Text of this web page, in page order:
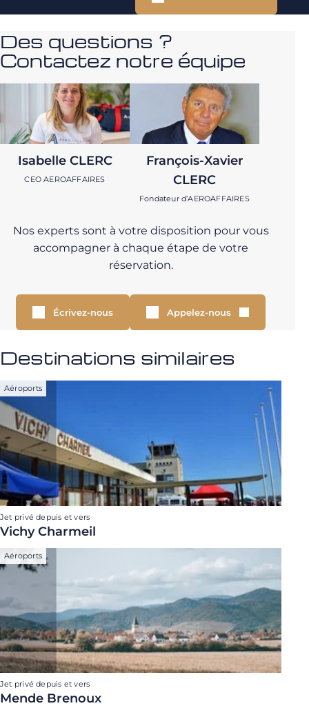
Des questions ?
Contactez notre équipe
Isabelle CLERC
CEO AEROAFFAIRES
François-Xavier
CLERC
Fondateur d’AEROAFFAIRES
Nos experts sont à votre disposition pour vous
accompagner à chaque étape de votre
réservation.
Écrivez-nous Appelez-nous
Destinations similaires
Aéroports
Jet privé depuis et vers
Vichy Charmeil
Aéroports
Jet privé depuis et vers
Mende Brenoux